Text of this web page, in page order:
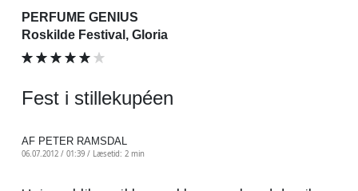
PERFUME GENIUS
Roskilde Festival, Gloria
Fest i stillekupéen
AF PETER RAMSDAL
06.07.2012 / 01:39 / Læsetid: 2 min